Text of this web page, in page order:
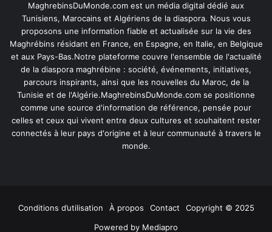
MaghrebinsDuMonde.com est un média digital dédié aux
Tunisiens, Marocains et Algériens de la diaspora. Nous vous
proposons une information fiable et actualisée sur la vie des
Maghrébins résidant en France, en Espagne, en Italie, en Belgique
et aux Pays-Bas.Notre plateforme couvre l'ensemble de l'actualité
de la diaspora maghrébine : société, événements, initiatives,
parcours inspirants, ainsi que les nouvelles du Maroc, de la
Tunisie et de l'Algérie.MaghrebinsDuMonde.com se positionne
comme une source d'information de référence, pensée pour
celles et ceux qui vivent entre deux cultures et souhaitent rester
connectés à leur pays d'origine et à leur communauté à travers le
monde.
Conditions d’utilisation À propos Contact
Copyright © 2025
Powered by Mediapro